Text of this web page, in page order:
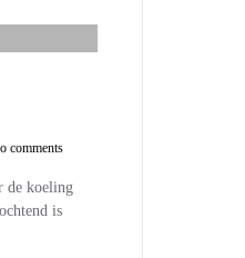
comments
de koeling
is